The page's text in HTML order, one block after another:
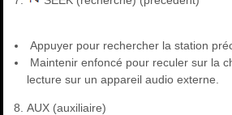
Appuyer pour rechercher la station
Maintenir enfoncé pour reculer sur la
lecture sur un appareil audio externe.
AUX (auxiliaire)